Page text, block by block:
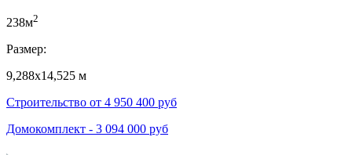
238м2
Размер:
9,288х14,525 м
Строительство от 4 950 400 руб
Домокомплект - 3 094 000 руб